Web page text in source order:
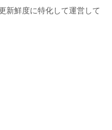
新鮮度に特化して運営して